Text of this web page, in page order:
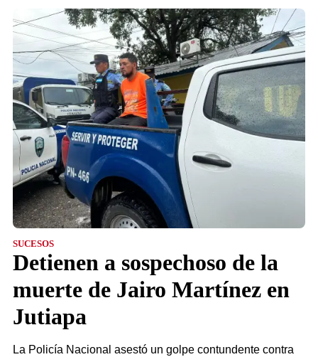
SUCESOS
Detienen a sospechoso de la
muerte de Jairo Martínez en
Jutiapa
La Policía Nacional asestó un golpe contundente contra